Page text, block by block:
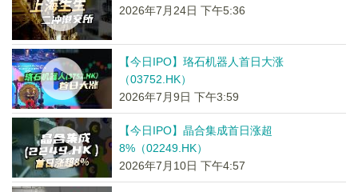
2026年7月24日 下午5:36
【今日IPO】珞石机器人首日大涨
（03752.HK）
2026年7月9日 下午3:59
【今日IPO】晶合集成首日涨超
8%（02249.HK）
2026年7月10日 下午4:57